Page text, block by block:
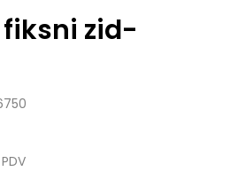
fiksni zid-